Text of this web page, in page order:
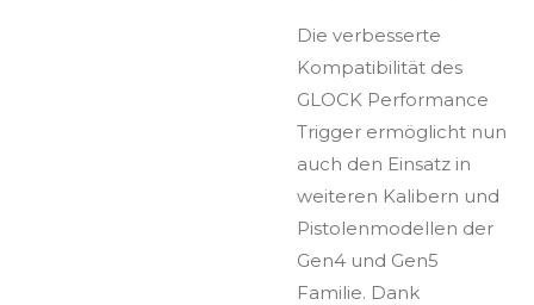
Die verbesserte
Kompatibilität des
GLOCK Performance
Trigger ermöglicht nun
auch den Einsatz in
weiteren Kalibern und
Pistolenmodellen der
Gen4 und Gen5
Familie. Dank